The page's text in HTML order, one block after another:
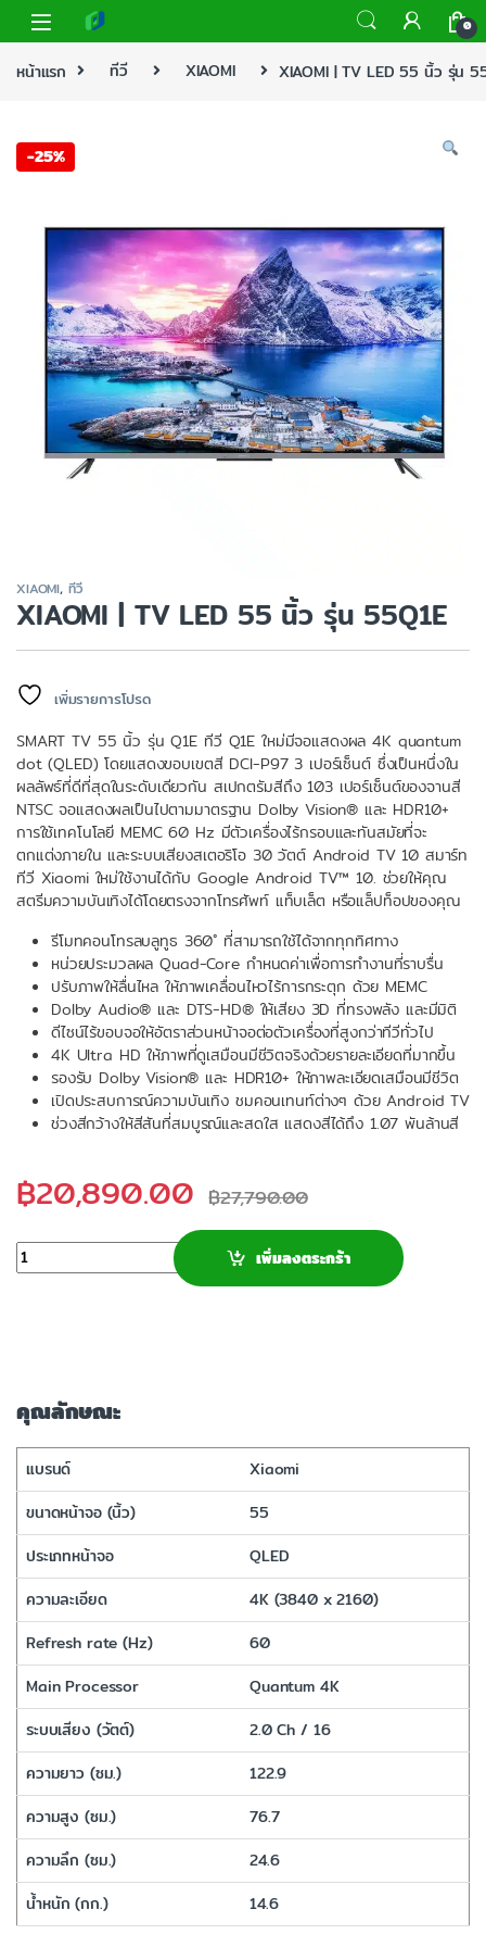
0
หน้าแรก ทีวี XIAOMI XIAOMI | TV LED 55 นิ้ว รุ่น
-25%
XIAOMI, ทีวี
XIAOMI | TV LED 55 นิ้ว รุ่น 55Q1E
เพิ่มรายการโปรด
SMART TV 55 นิ้ว รุ่น Q1E ทีวี Q1E ใหม่มีจอแสดงผล 4K quantum
dot (QLED) โดยแสดงขอบเขตสี DCI-P97 3 เปอร์เซ็นต์ ซึ่งเป็นหนึ่งใน
ผลลัพธ์ที่ดีที่สุดในระดับเดียวกัน สเปกตรัมสีถึง 103 เปอร์เซ็นต์ของจานสี
NTSC จอแสดงผลเป็นไปตามมาตรฐาน Dolby Vision® และ HDR10+
การใช้เทคโนโลยี MEMC 60 Hz มีตัวเครื่องไร้กรอบและทันสมัยที่จะ
ตกแต่งภายใน และระบบเสียงสเตอริโอ 30 วัตต์ Android TV 10 สมาร์ท
ทีวี Xiaomi ใหม่ใช้งานได้กับ Google Android TV™ 10. ช่วยให้คุณ
สตรีมความบันเทิงได้โดยตรงจากโทรศัพท์ แท็บเล็ต หรือแล็ปท็อปของคุณ
รีโมทคอนโทรลบลูทูธ 360˚ ที่สามารถใช้ได้จากทุกทิศทาง
หน่วยประมวลผล Quad-Core กำหนดค่าเพื่อการทำงานที่ราบรื่น
ปรับภาพให้ลื่นไหล ให้ภาพเคลื่อนไหวไร้การกระตุก ด้วย MEMC
Dolby Audio® และ DTS-HD® ให้เสียง 3D ที่ทรงพลัง และมีมิติ
ดีไซน์ไร้ขอบจอให้อัตราส่วนหน้าจอต่อตัวเครื่องที่สูงกว่าทีวีทั่วไป
4K Ultra HD ให้ภาพที่ดูเสมือนมีชีวิตจริงด้วยรายละเอียดที่มากขึ้น
รองรับ Dolby Vision® และ HDR10+ ให้ภาพละเอียดเสมือนมีชีวิต
เปิดประสบการณ์ความบันเทิง ชมคอนเทนท์ต่างๆ ด้วย Android TV
ช่วงสีกว้างให้สีสันที่สมบูรณ์และสดใส แสดงสีได้ถึง 1.07 พันล้านสี
฿20,890.00 ฿27,790.00
จำนวน เพิ่มลงตระกร้า
คุณลักษณะ
แบรนด์
Xiaomi
ขนาดหน้าจอ (นิ้ว)
55
ประเภทหน้าจอ
QLED
ความละเอียด
4K (3840 x 2160)
Refresh rate (Hz)
60
Main Processor
Quantum 4K
ระบบเสียง (วัตต์)
2.0 Ch / 16
ความยาว (ซม.)
122.9
ความสูง (ซม.)
76.7
ความลึก (ซม.)
24.6
น้ำหนัก (กก.)
14.6